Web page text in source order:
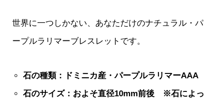
世界に一つしかない、あなただけのナチュラル・パ
ープルラリマーブレスレットです。
石の種類：ドミニカ産・パープルラリマーAAA
石のサイズ：およそ直径10mm前後 ※石によっ